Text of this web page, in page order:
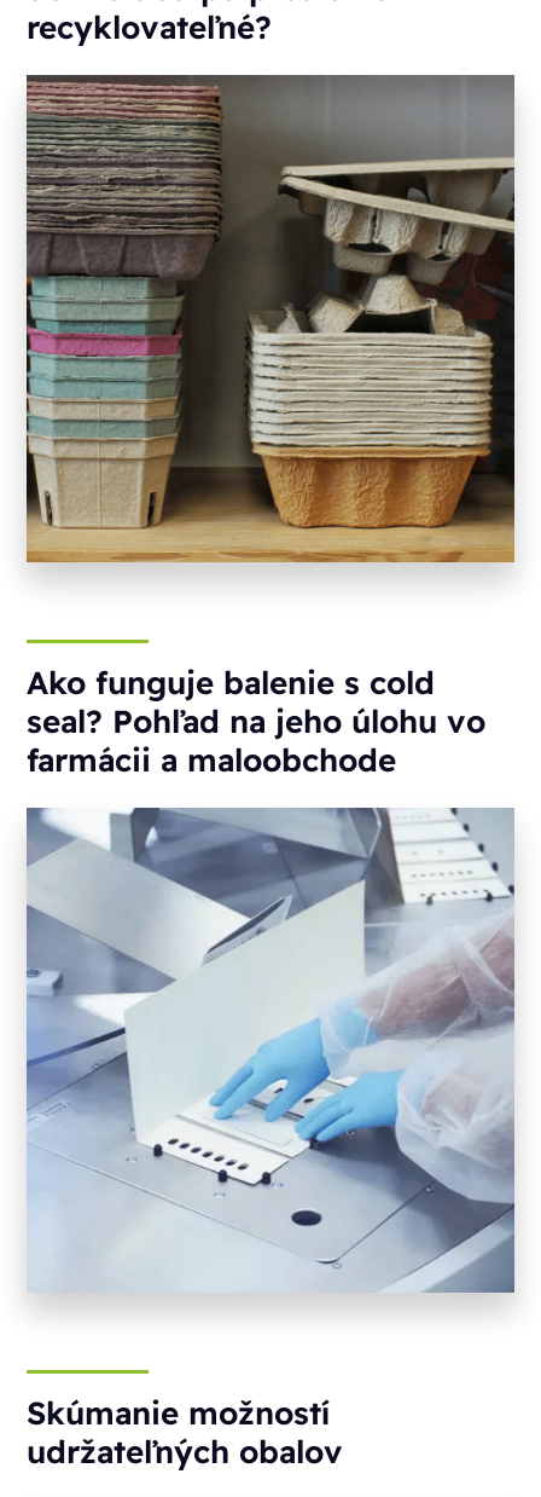
recyklovateľné?
Ako funguje balenie s cold
seal? Pohľad na jeho úlohu vo
farmácii a maloobchode
Skúmanie možností
udržateľných obalov